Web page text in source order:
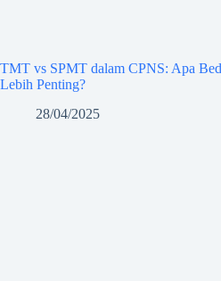
TMT vs SPMT dalam CPNS: Apa
Lebih Penting?
28/04/2025